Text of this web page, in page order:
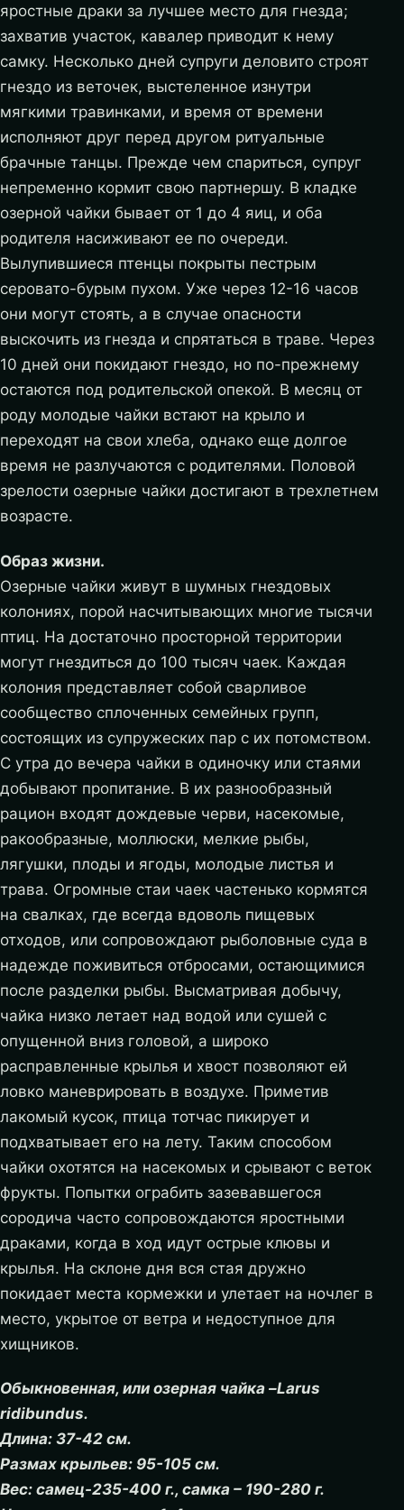
яростные драки за лучшее место для гнезда;
захватив участок, кавалер приводит к нему
самку. Несколько дней супруги деловито строят
гнездо из веточек, выстеленное изнутри
мягкими травинками, и время от времени
исполняют друг перед другом ритуальные
брачные танцы. Прежде чем спариться, супруг
непременно кормит свою партнершу. В кладке
озерной чайки бывает от 1 до 4 яиц, и оба
родителя насиживают ее по очереди.
Вылупившиеся птенцы покрыты пестрым
серовато-бурым пухом. Уже через 12-16 часов
они могут стоять, а в случае опасности
выскочить из гнезда и спрятаться в траве. Через
10 дней они покидают гнездо, но по-прежнему
остаются под родительской опекой. В месяц от
роду молодые чайки встают на крыло и
переходят на свои хлеба, однако еще долгое
время не разлучаются с родителями. Половой
зрелости озерные чайки достигают в трехлетнем
возрасте.
Образ жизни.
Озерные чайки живут в шумных гнездовых
колониях, порой насчитывающих многие тысячи
птиц. На достаточно просторной территории
могут гнездиться до 100 тысяч чаек. Каждая
колония представляет собой сварливое
сообщество сплоченных семейных групп,
состоящих из супружеских пар с их потомством.
С утра до вечера чайки в одиночку или стаями
добывают пропитание. В их разнообразный
рацион входят дождевые черви, насекомые,
ракообразные, моллюски, мелкие рыбы,
лягушки, плоды и ягоды, молодые листья и
трава. Огромные стаи чаек частенько кормятся
на свалках, где всегда вдоволь пищевых
отходов, или сопровождают рыболовные суда в
надежде поживиться отбросами, остающимися
после разделки рыбы. Высматривая добычу,
чайка низко летает над водой или сушей с
опущенной вниз головой, а широко
расправленные крылья и хвост позволяют ей
ловко маневрировать в воздухе. Приметив
лакомый кусок, птица тотчас пикирует и
подхватывает его на лету. Таким способом
чайки охотятся на насекомых и срывают с веток
фрукты. Попытки ограбить зазевавшегося
сородича часто сопровождаются яростными
драками, когда в ход идут острые клювы и
крылья. На склоне дня вся стая дружно
покидает места кормежки и улетает на ночлег в
место, укрытое от ветра и недоступное для
хищников.
Обыкновенная, или озерная чайка –Larus
ridibundus.
Длина: 37-42 см.
Размах крыльев: 95-105 см.
Вес: самец-235-400 г., самка – 190-280 г.